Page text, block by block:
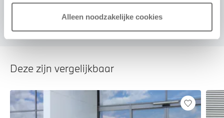
Alleen noodzakelijke cookies
U vertelt meer over uw auto
We verrekenen de waarde van uw auto
Deze zijn vergelijkbaar